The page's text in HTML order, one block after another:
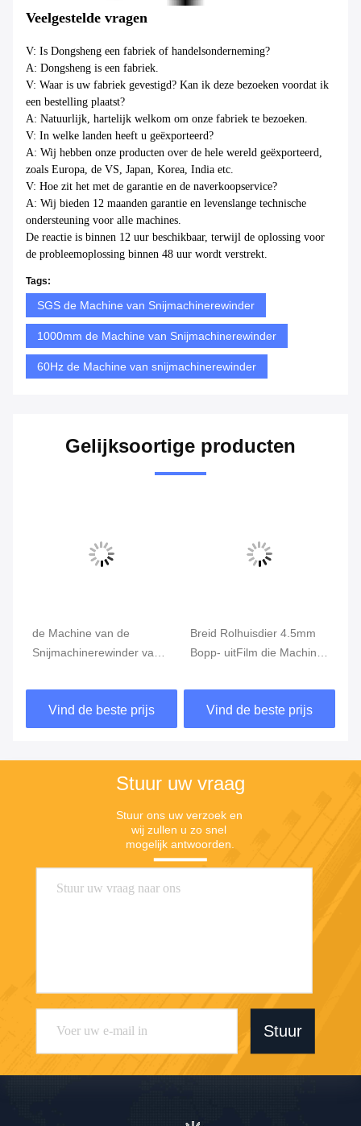
Veelgestelde vragen
V: Is Dongsheng een fabriek of handelsonderneming?
A: Dongsheng is een fabriek.
V: Waar is uw fabriek gevestigd? Kan ik deze bezoeken voordat ik
een bestelling plaatst?
A: Natuurlijk, hartelijk welkom om onze fabriek te bezoeken.
V: In welke landen heeft u geëxporteerd?
A: Wij hebben onze producten over de hele wereld geëxporteerd,
zoals Europa, de VS, Japan, Korea, India etc.
V: Hoe zit het met de garantie en de naverkoopservice?
A: Wij bieden 12 maanden garantie en levenslange technische
ondersteuning voor alle machines.
De reactie is binnen 12 uur beschikbaar, terwijl de oplossing voor
de probleemoplossing binnen 48 uur wordt verstrekt.
Tags:
SGS de Machine van Snijmachinerewinder
1000mm de Machine van Snijmachinerewinder
60Hz de Machine van snijmachinerewinder
Gelijksoortige producten
de Machine van de
Snijmachinerewinder van
Plastic Film die Machine
opnieuw opwinden
Vind de beste prijs
Breid Rolhuisdier 4.5mm
Bopp- uitFilm die Machine
Vind de beste prijs
Stuur uw vraag
Stuur ons uw verzoek en
wij zullen u zo snel
mogelijk antwoorden.
Stuur